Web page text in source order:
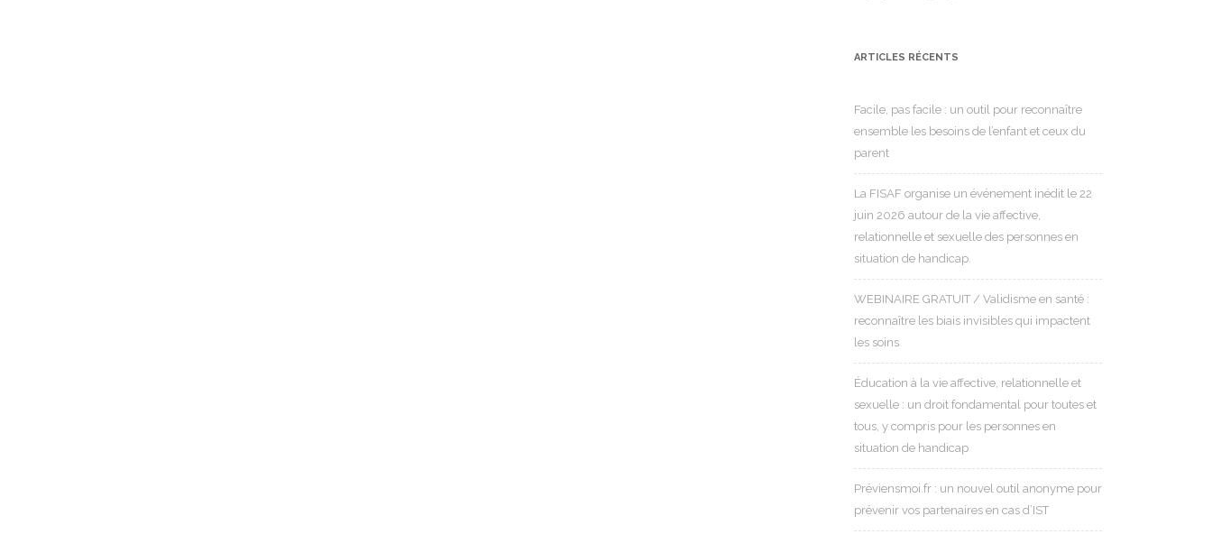
ARTICLES RÉCENTS
Facile, pas facile : un outil pour reconnaître
ensemble les besoins de l’enfant et ceux du
parent
La FISAF organise un événement inédit le 22
juin 2026 autour de la vie affective,
relationnelle et sexuelle des personnes en
situation de handicap.
WEBINAIRE GRATUIT / Validisme en santé :
reconnaître les biais invisibles qui impactent
les soins
Éducation à la vie affective, relationnelle et
sexuelle : un droit fondamental pour toutes et
tous, y compris pour les personnes en
situation de handicap
Préviensmoi.fr : un nouvel outil anonyme pour
prévenir vos partenaires en cas d’IST